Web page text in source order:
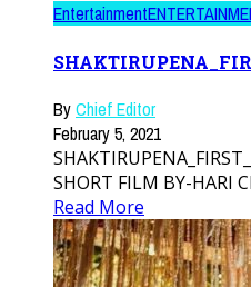
Entertainment
ByChief Editor
February 5, 2021
SHORT FILM BY-HARI
Read More